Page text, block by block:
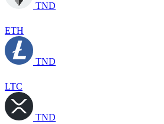
TND
ETH
TND
LTC
TND